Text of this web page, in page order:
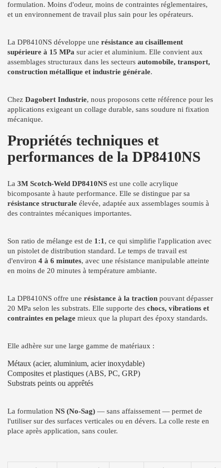
formulation. Moins d'odeur, moins de contraintes réglementaires,
et un environnement de travail plus sain pour les opérateurs.
La DP8410NS développe une résistance au cisaillement
supérieure à 15 MPa sur acier et aluminium. Elle convient aux
assemblages structuraux dans les secteurs automobile, transport,
construction métallique et industrie générale.
Chez Dagobert Industrie, nous proposons cette référence pour les
applications exigeant un collage durable, sans soudure ni fixation
mécanique.
Propriétés techniques et
performances de la DP8410NS
La 3M Scotch-Weld DP8410NS est une colle acrylique
bicomposante à haute performance. Elle se distingue par sa
résistance structurale élevée, adaptée aux assemblages soumis à
des contraintes mécaniques importantes.
Son ratio de mélange est de 1:1, ce qui simplifie l'application avec
un pistolet de distribution standard. Le temps de travail est
d'environ 4 à 6 minutes, avec une résistance manipulable atteinte
en moins de 20 minutes à température ambiante.
La DP8410NS offre une résistance à la traction pouvant dépasser
20 MPa selon les substrats. Elle supporte des chocs, vibrations et
contraintes en pelage mieux que la plupart des époxy standards.
Elle adhère sur une large gamme de matériaux :
Métaux (acier, aluminium, acier inoxydable)
Composites et plastiques (ABS, PC, GRP)
Substrats peints ou apprêtés
La formulation NS (No-Sag) — sans affaissement — permet de
l'utiliser sur des surfaces verticales ou en dévers. La colle reste en
place après application, sans couler.